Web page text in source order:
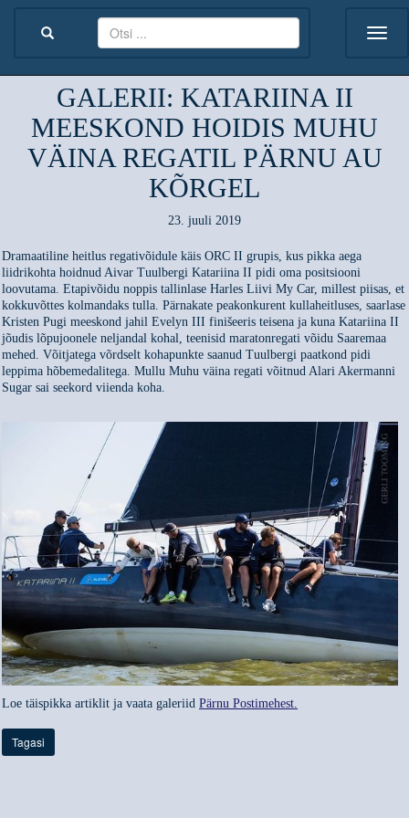
GALERII: KATARIINA II
MEESKOND HOIDIS MUHU
VÄINA REGATIL PÄRNU AU
KÕRGEL
23. juuli 2019
Dramaatiline heitlus regativõidule käis ORC II grupis, kus pikka aega
liidrikohta hoidnud Aivar Tuulbergi Katariina II pidi oma positsiooni
loovutama. Etapivõidu noppis tallinlase Harles Liivi My Car, millest piisas, et
kokkuvõttes kolmandaks tulla. Pärnakate peakonkurent kullaheitluses, saarlase
Kristen Pugi meeskond jahil Evelyn III finišeeris teisena ja kuna Katariina II
jõudis lõpujoonele neljandal kohal, teenisid maratonregati võidu Saaremaa
mehed. Võitjatega võrdselt kohapunkte saanud Tuulbergi paatkond pidi
leppima hõbemedalitega. Mullu Muhu väina regati võitnud Alari Akermanni
Sugar sai seekord viienda koha.
Loe täispikka artiklit ja vaata galeriid Pärnu Postimehest.
Tagasi